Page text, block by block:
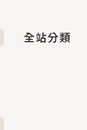
說創作首選！有機
婚你提的，二婚
重疊世界》炎熱的
救命！特殊費洛
陰陽鬼店》上班族
》每個人心中都有
全站分類